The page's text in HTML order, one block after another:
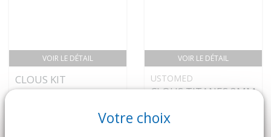
VOIR LE DÉTAIL
CLOUS KIT
IMPACTEUR DROIT
VOIR LE DÉTAIL
USTOMED
CLOUS TITANES 3MM
Votre choix